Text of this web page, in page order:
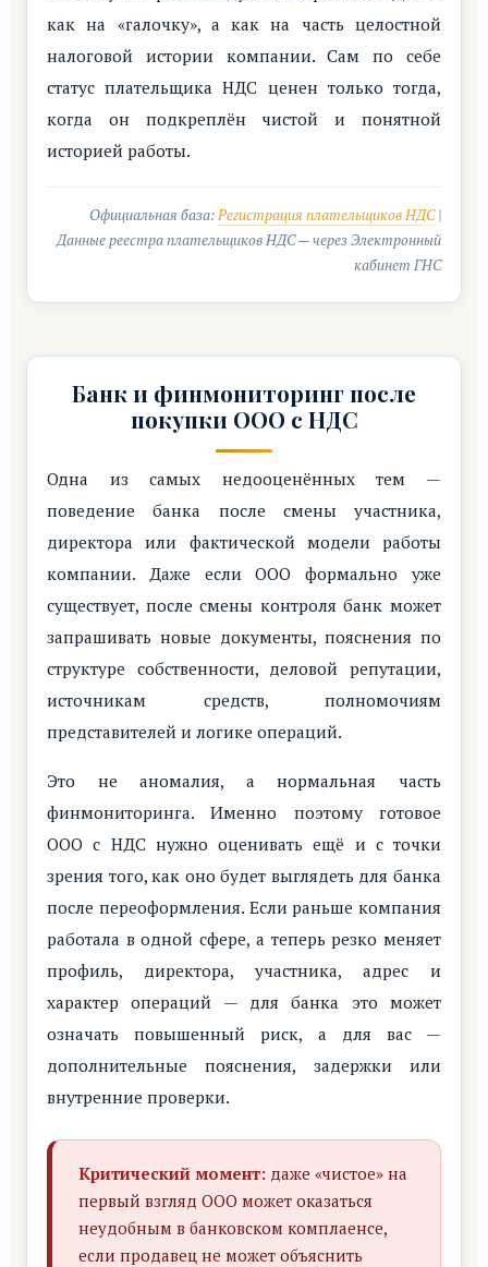
как на «галочку», а как на часть целостной
налоговой истории компании. Сам по себе
статус плательщика НДС ценен только тогда,
когда он подкреплён чистой и понятной
историей работы.
Официальная база:Регистрация плательщиков НДС|
Данные реестра плательщиков НДС — через Электронный
кабинет ГНС
Банк и финмониторинг после
покупки ООО с НДС
Одна из самых недооценённых тем —
поведение банка после смены участника,
директора или фактической модели работы
компании. Даже если ООО формально уже
существует, после смены контроля банк может
запрашивать новые документы, пояснения по
структуре собственности, деловой репутации,
источникам средств, полномочиям
представителей и логике операций.
Это не аномалия, а нормальная часть
финмониторинга. Именно поэтому готовое
ООО с НДС нужно оценивать ещё и с точки
зрения того, как оно будет выглядеть для банка
после переоформления. Если раньше компания
работала в одной сфере, а теперь резко меняет
профиль, директора, участника, адрес и
характер операций — для банка это может
означать повышенный риск, а для вас —
дополнительные пояснения, задержки или
внутренние проверки.
Критический момент: даже «чистое» на
первый взгляд ООО может оказаться
неудобным в банковском комплаенсе,
если продавец не может объяснить